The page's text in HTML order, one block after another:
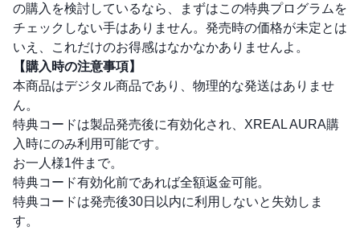
の購入を検討しているなら、まずはこの特典プログラムを
チェックしない手はありません。発売時の価格が未定とは
いえ、これだけのお得感はなかなかありませんよ。
【購入時の注意事項】
本商品はデジタル商品であり、物理的な発送はありませ
ん。
特典コードは製品発売後に有効化され、XREAL AURA購
入時にのみ利用可能です。
お一人様1件まで。
特典コード有効化前であれば全額返金可能。
特典コードは発売後30日以内に利用しないと失効しま
す。